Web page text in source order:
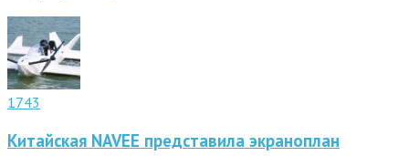
1743
Китайская NAVEE представила экраноплан